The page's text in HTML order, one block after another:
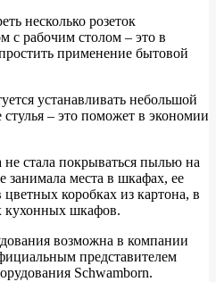
несколько розеток
рабочим столом – это в
применение бытовой
устанавливать небольшой
– это поможет в экономии
стала покрываться пылью на
занимала места в шкафах, ее
коробках из картона, в
кухонных шкафов.
возможна в компании
представителем
Schwamborn.